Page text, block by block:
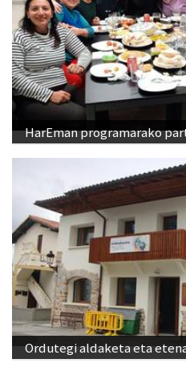
HarEman programarako
Ordutegi aldaketa eta